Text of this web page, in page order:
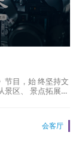
节目，始 终坚持文
景区、 景点拓展到
新需要的文旅消费
会客厅